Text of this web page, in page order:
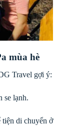
mùa hè
Travel gợi ý:
se lạnh.
di chuyển ở